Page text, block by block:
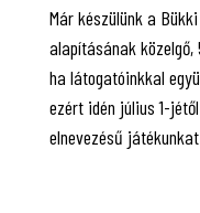
Már készülünk a
alapításának
ha látogatóinkkal
ezért idén július 1-
elnevezésű